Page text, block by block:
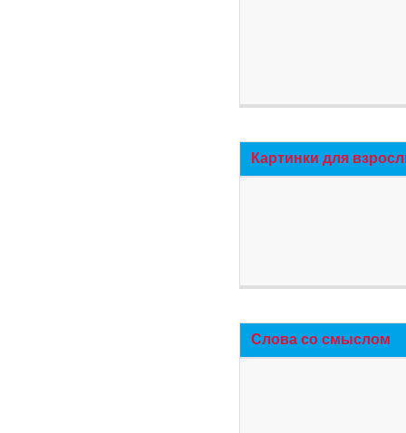
Картинки для
Слова со смыслом